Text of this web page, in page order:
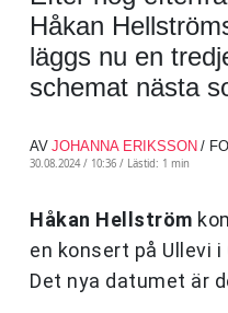
Håkan
läggs nu en
schemat nästa
AV JOHANNA ERIKSSON /
30.08.2024 / 10:36 / Lästid: 1 min
Håkan Hellström
en konsert på Ullevi
Det nya datumet är